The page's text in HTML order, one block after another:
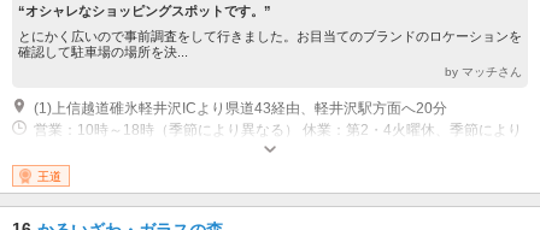
“オシャレなショッピングスポットです。”
とにかく広いので事前調査をして行きました。お目当てのブランドのロケーションを
確認して駐車場の場所を決...
by マッチさん
(1)上信越道碓氷軽井沢ICより県道43経由、軽井沢駅方面へ20分
営業：10時～18時（季節により異なる） 休業：第2・4火曜休、季節により
王道